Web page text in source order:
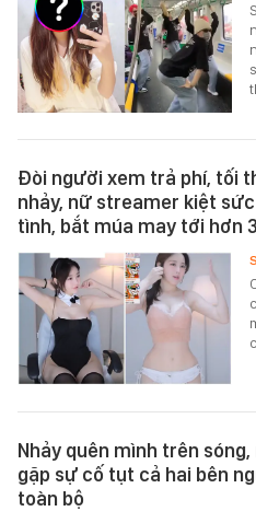
Đòi người xem trả phí, tối
nhảy, nữ streamer kiệt
tình, bắt múa may tới hơn
Nhảy quên mình trên
gặp sự cố tụt cả hai bên
toàn bộ